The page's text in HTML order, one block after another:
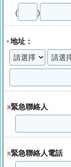
( )
*地址：
※緊急聯絡人
※緊急聯絡人電話